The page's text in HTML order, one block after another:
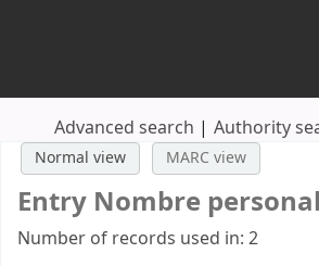
Advanced search Authority
Normal view MARC view
Entry Nombre personal
Number of records used in: 2